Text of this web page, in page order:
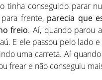
tinha conseguido parar
frente, parecia que
freio. Aí, quando parou
E ele passou pelo lado
uma carreta. Aí
frear e não conseguiu